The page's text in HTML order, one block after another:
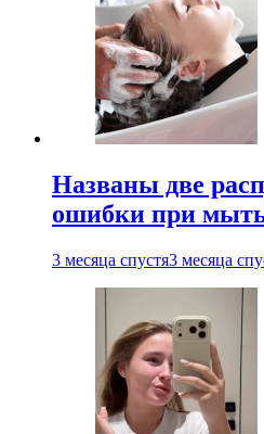
Названы две
ошибки при
3 месяца спустя3 месяца